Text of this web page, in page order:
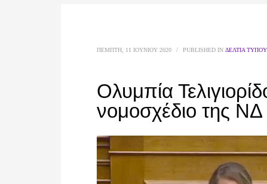
ΠΈΜΠΤΗ, 11 ΙΟΥΝΊΟΥ 2020 / PUBLISHED IN ΔΕΛΤΊΑ ΤΎΠΟΥ
Ολυμπία
νομοσχέδιο της ΝΔ